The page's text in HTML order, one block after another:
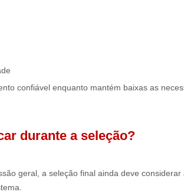
confiável enquanto mantém baixas as
durante a seleção?
geral, a seleção final ainda deve considerar